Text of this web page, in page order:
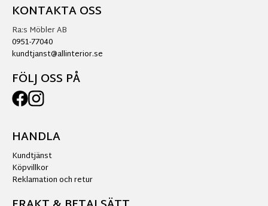
KONTAKTA OSS
Ra:s Möbler AB
0951-77040
kundtjanst@allinterior.se
FÖLJ OSS PÅ
HANDLA
Kundtjänst
Köpvillkor
Reklamation och retur